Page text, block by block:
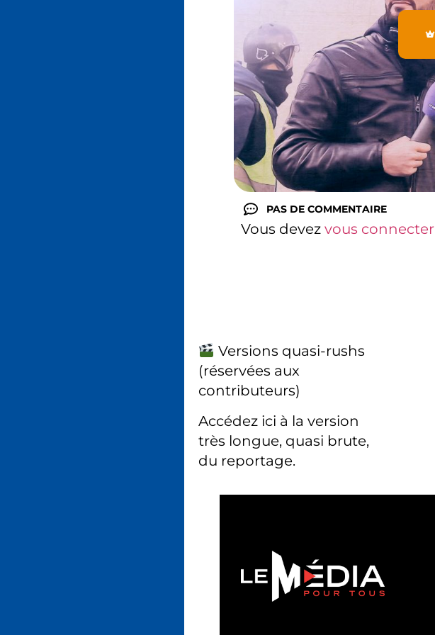
PAS DE COMMENTAIRE
Vous devez vous connecter
Versions quasi-rushs
(réservées aux
contributeurs)
Accédez ici à la version
très longue, quasi brute,
du reportage.